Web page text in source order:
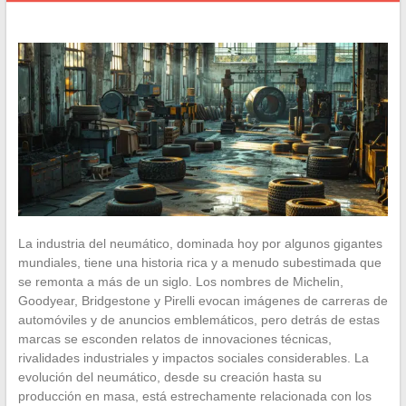
La industria del neumático, dominada hoy por algunos gigantes
mundiales, tiene una historia rica y a menudo subestimada que
se remonta a más de un siglo. Los nombres de Michelin,
Goodyear, Bridgestone y Pirelli evocan imágenes de carreras de
automóviles y de anuncios emblemáticos, pero detrás de estas
marcas se esconden relatos de innovaciones técnicas,
rivalidades industriales y impactos sociales considerables. La
evolución del neumático, desde su creación hasta su
producción en masa, está estrechamente relacionada con los